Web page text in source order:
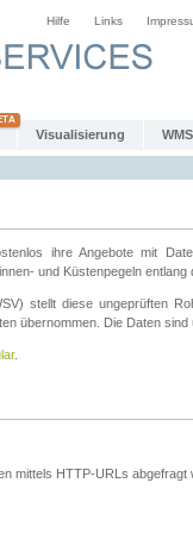
Hilfe Links
Visualisierung WMS
ihre Angebote mit
und Küstenpegeln
stellt diese ungeprüften
übernommen. Die Daten sind
.
mittels HTTP-URLs